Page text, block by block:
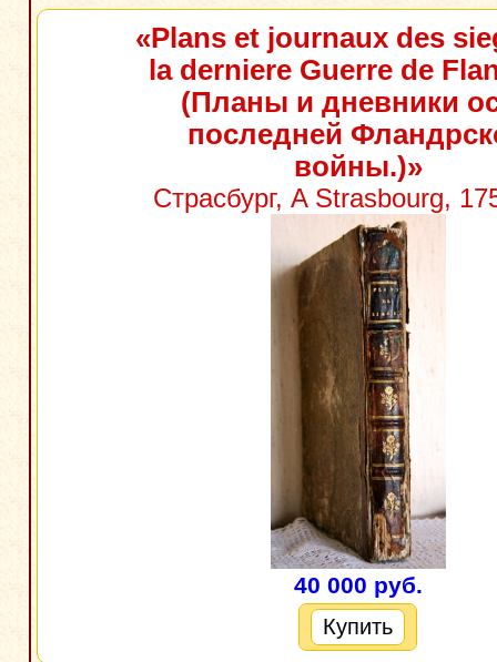
«Plans et journaux des
la derniere Guerre de
(Планы и дневники
последней
войны.)»
Страсбург, A Strasbourg,
40 000 руб.
Купить